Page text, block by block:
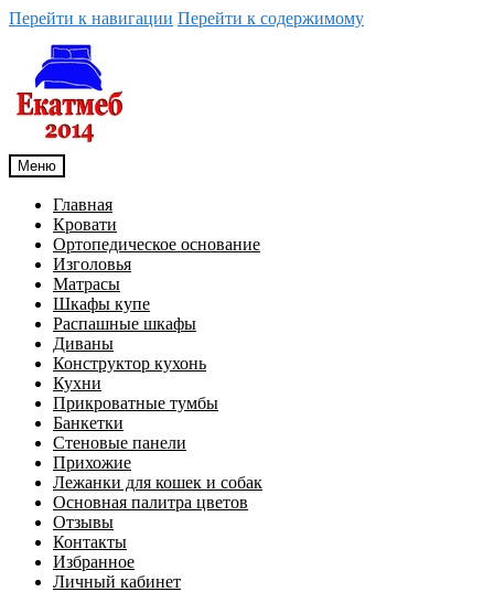
Перейти к навигации Перейти к содержимому
Меню
Главная
Кровати
Ортопедическое основание
Изголовья
Матрасы
Шкафы купе
Распашные шкафы
Диваны
Конструктор кухонь
Кухни
Прикроватные тумбы
Банкетки
Стеновые панели
Прихожие
Лежанки для кошек и собак
Основная палитра цветов
Отзывы
Контакты
Избранное
Личный кабинет